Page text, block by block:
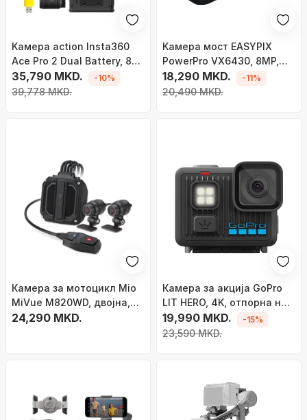
Kамера action Insta360
Ace Pro 2 Dual Battery, 8K,
50MP, црна
35,790 MKD.
39,778 MKD.
-10%
Kамера мост EASYPIX
PowerPro VX6430, 8MP,
оптички зум 10x, црна
18,290 MKD.
20,490 MKD.
-11%
Камера за мотоцикл Mio
MiVue M820WD, двојна,
Sony STARVIS, IP67
24,290 MKD.
Камера за акција GoPro
LIT HERO, 4K, отпорна на
вода 5m, црна
19,990 MKD.
23,590 MKD.
-15%